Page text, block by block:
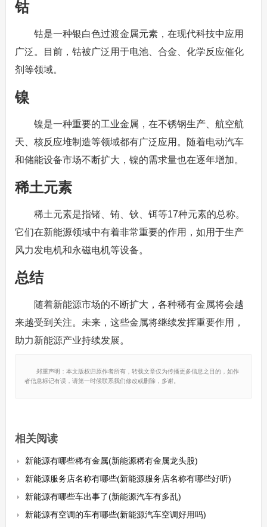
钴
钴是一种银白色过渡金属元素，在现代科技中应用
广泛。目前，钴被广泛用于电池、合金、化学反应催化
剂等领域。
镍
镍是一种重要的工业金属，在不锈钢生产、航空航
天、核反应堆制造等领域都有广泛应用。随着电动汽车
和储能设备市场不断扩大，镍的需求量也在逐年增加。
稀土元素
稀土元素是指锗、铕、钬、铒等17种元素的总称。
它们在新能源领域中有着非常重要的作用，如用于生产
风力发电机和永磁电机等设备。
总结
随着新能源市场的不断扩大，各种稀有金属将会越
来越受到关注。未来，这些金属将继续发挥重要作用，
助力新能源产业持续发展。
郑重声明：本文版权归原作者所有，转载文章仅为传播更多信息之目的，如作
者信息标记有误，请第一时候联系我们修改或删除，多谢。
相关阅读
新能源有哪些稀有金属(新能源稀有金属龙头股)
新能源服务店名称有哪些(新能源服务店名称有哪些好听)
新能源有哪些车出事了(新能源汽车有多乱)
新能源有空调的车有哪些(新能源汽车空调好用吗)